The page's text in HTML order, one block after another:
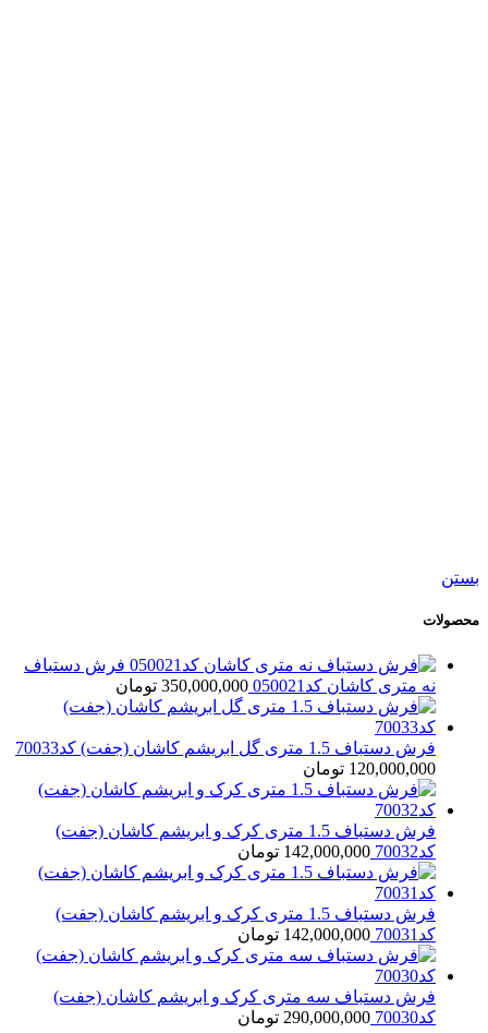
بستن
محصولات
فرش دستباف
نه متری کاشان کد050021
350,000,000 تومان
فرش دستباف 1.5 متری گل ابریشم کاشان (جفت) کد70033
120,000,000 تومان
فرش دستباف 1.5 متری کرک و ابریشم کاشان (جفت)
کد70032
142,000,000 تومان
فرش دستباف 1.5 متری کرک و ابریشم کاشان (جفت)
کد70031
142,000,000 تومان
فرش دستباف سه متری کرک و ابریشم کاشان (جفت)
کد70030
290,000,000 تومان